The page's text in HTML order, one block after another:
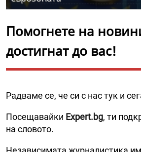
Помогнете на
достигнат до вас!
Радваме се, че си с нас тук и
Посещавайки Expert.bg, ти
на словото.